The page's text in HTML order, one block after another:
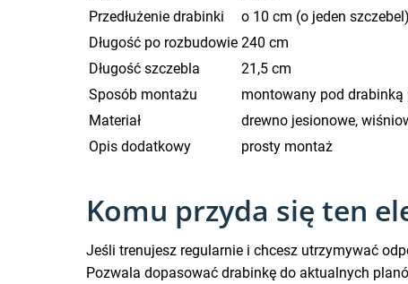
Przedłużenie drabinki
o 10 cm (o jeden szczebel)
Długość po rozbudowie 240 cm
Długość szczebla
21,5 cm
Sposób montażu
montowany pod
Materiał
drewno jesionowe,
Opis dodatkowy
prosty montaż
Komu przyda się ten
Jeśli trenujesz regularnie i chcesz utrzymywać
Pozwala dopasować drabinkę do aktualnych